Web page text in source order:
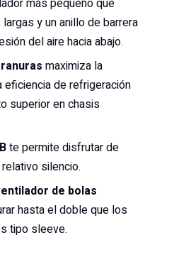
y un anillo de barrera
del aire hacia abajo.
maximiza la
eficiencia de refrigeración
superior en chasis
te permite disfrutar de
silencio.
de bolas
hasta el doble que los
tipo sleeve.